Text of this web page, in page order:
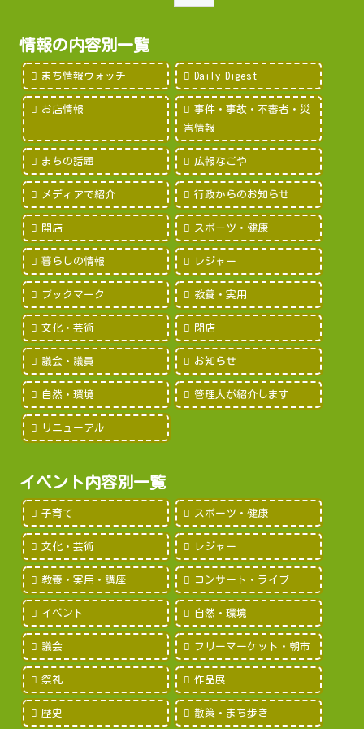
情報の内容別一覧
まち情報ウォッチ Daily Digest
お店情報
事件・事故・不審者・災
害情報
まちの話題 広報なごや
メディアで紹介 行政からのお知らせ
開店 スポーツ・健康
暮らしの情報 レジャー
ブックマーク 教養・実用
文化・芸術 閉店
議会・議員 お知らせ
自然・環境 管理人が紹介します
リニューアル
イベント内容別一覧
子育て スポーツ・健康
文化・芸術 レジャー
教養・実用・講座 コンサート・ライブ
イベント 自然・環境
議会 フリーマーケット・朝市
祭礼 作品展
歴史 散策・まち歩き